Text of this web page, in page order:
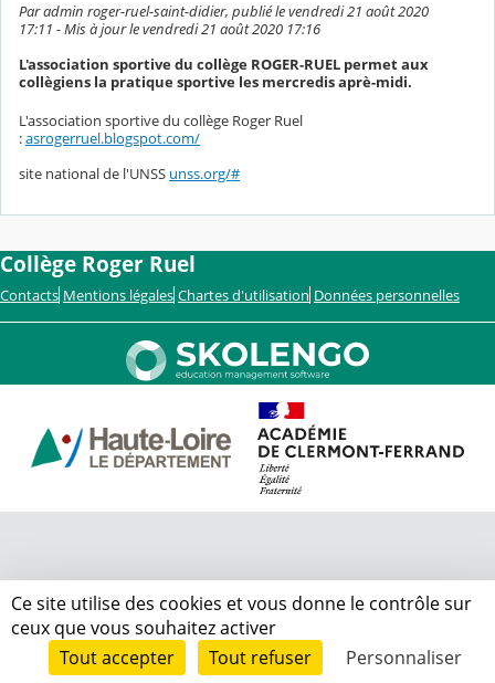
Par admin roger-ruel-saint-didier, publié le vendredi 21 août 2020
17:11 - Mis à jour le vendredi 21 août 2020 17:16
L'association sportive du collège ROGER-RUEL permet aux
collègiens la pratique sportive les mercredis aprè-midi.
L'association sportive du collège Roger Ruel
:asrogerruel.blogspot.com/
site national de l'UNSS unss.org/#
Collège Roger Ruel
Contacts Mentions légales Chartes d'utilisation Données personnelles
Ce site utilise des cookies et vous donne le contrôle sur
ceux que vous souhaitez activer
Tout accepter
Tout refuser Personnaliser